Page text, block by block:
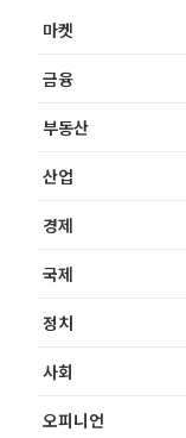
마켓
금융
부동산
산업
경제
국제
정치
사회
오피니언